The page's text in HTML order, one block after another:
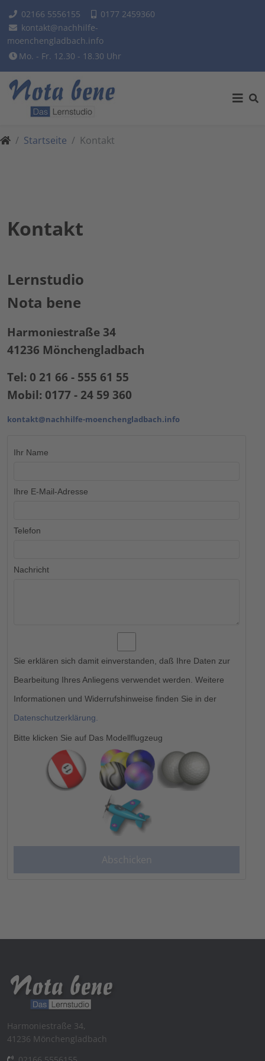
02166 5556155
0177 2459360
kontakt@nachhilfe-
moenchengladbach.info
Mo. - Fr. 12.30 - 18.30 Uhr
Startseite Kontakt
Kontakt
Lernstudio
Nota bene
Harmoniestraße 34
41236 Mönchengladbach
Tel: 0 21 66 - 555 61 55
Mobil: 0177 - 24 59 360
kontakt@nachhilfe-moenchengladbach.info
Ihr Name
Ihre E-Mail-Adresse
Telefon
Nachricht
Sie erklären sich damit einverstanden, daß Ihre Daten zur
Bearbeitung Ihres Anliegens verwendet werden. Weitere
Informationen und Widerrufshinweise finden Sie in der
Datenschutzerklärung.
Bitte klicken Sie auf Das Modellflugzeug
Harmoniestraße 34,
41236 Mönchengladbach